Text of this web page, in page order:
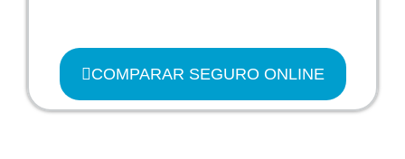
COMPARAR SEGURO ONLINE